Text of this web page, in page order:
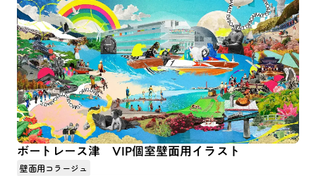
ボートレース津 VIP個室壁面用イラスト
壁面用コラージュ